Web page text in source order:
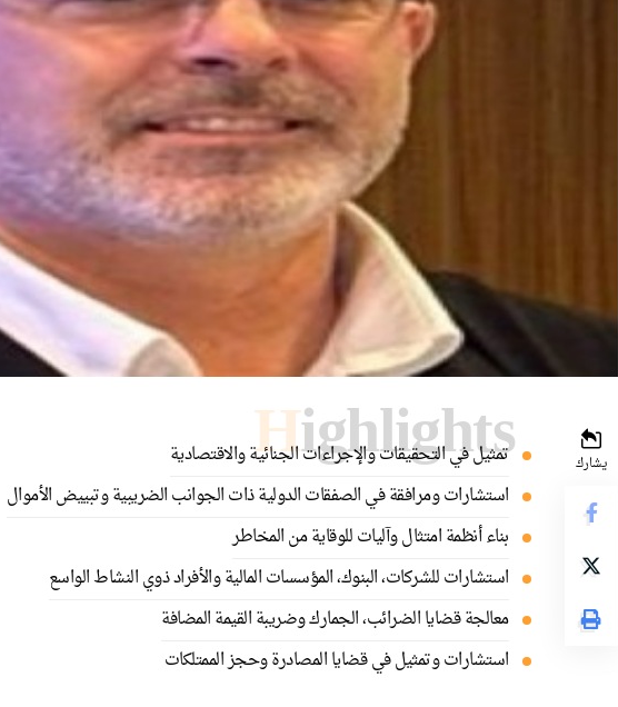
يشارك Highlights
تمثيل في التحقيقات والإجراءات الجنائية والاقتصادية
استشارات ومرافقة في الصفقات الدولية ذات الجوانب الضريبية وتبييض الأموال
بناء أنظمة امتثال وآليات للوقاية من المخاطر
استشارات للشركات، البنوك، المؤسسات المالية والأفراد ذوي النشاط الواسع
معالجة قضايا الضرائب، الجمارك وضريبة القيمة المضافة
استشارات وتمثيل في قضايا المصادرة وحجز الممتلكات